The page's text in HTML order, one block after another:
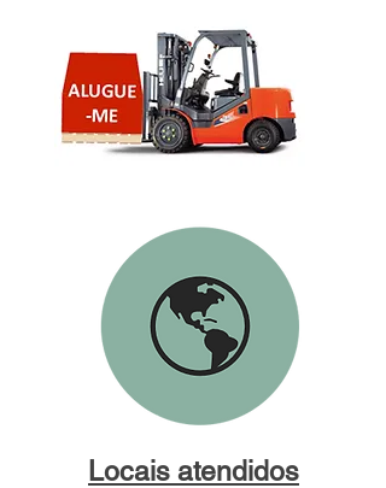
Locais atendidos